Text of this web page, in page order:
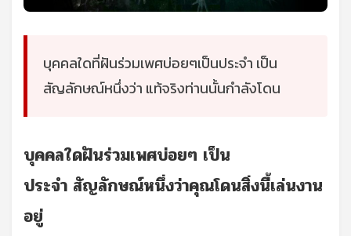
บุคคลใดที่ฝันร่วมเพศบ่อยๆเป็นประจำ เป็น
สัญลักษณ์หนึ่งว่า แท้จริงท่านนั้นกำลังโดน
บุคคลใดฝันร่วมเพศบ่อยๆ เป็น
ประจำ สัญลักษณ์หนึ่งว่าคุณโดนสิ่งนี้เล่นงาน
อยู่